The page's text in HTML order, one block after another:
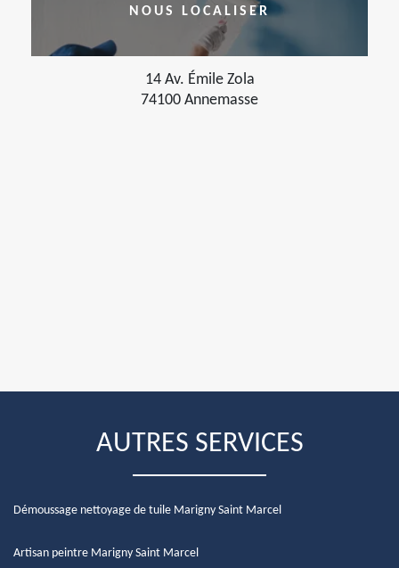
NOUS LOCALISER
14 Av. Émile Zola
74100 Annemasse
AUTRES SERVICES
Démoussage nettoyage de tuile Marigny Saint Marcel
Artisan peintre Marigny Saint Marcel